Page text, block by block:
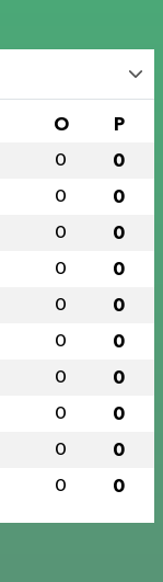
O P
0 0
0 0
0 0
0 0
0 0
0 0
0 0
0 0
0 0
0 0